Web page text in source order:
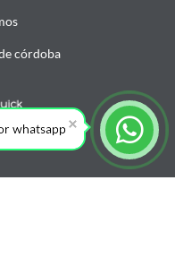
córdoba
whatsapp